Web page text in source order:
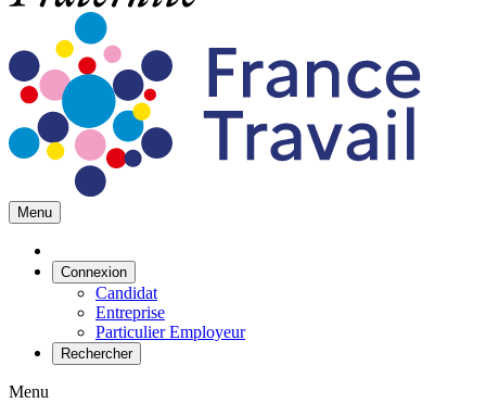
Menu
Connexion
Candidat
Entreprise
Particulier Employeur
Rechercher
Menu